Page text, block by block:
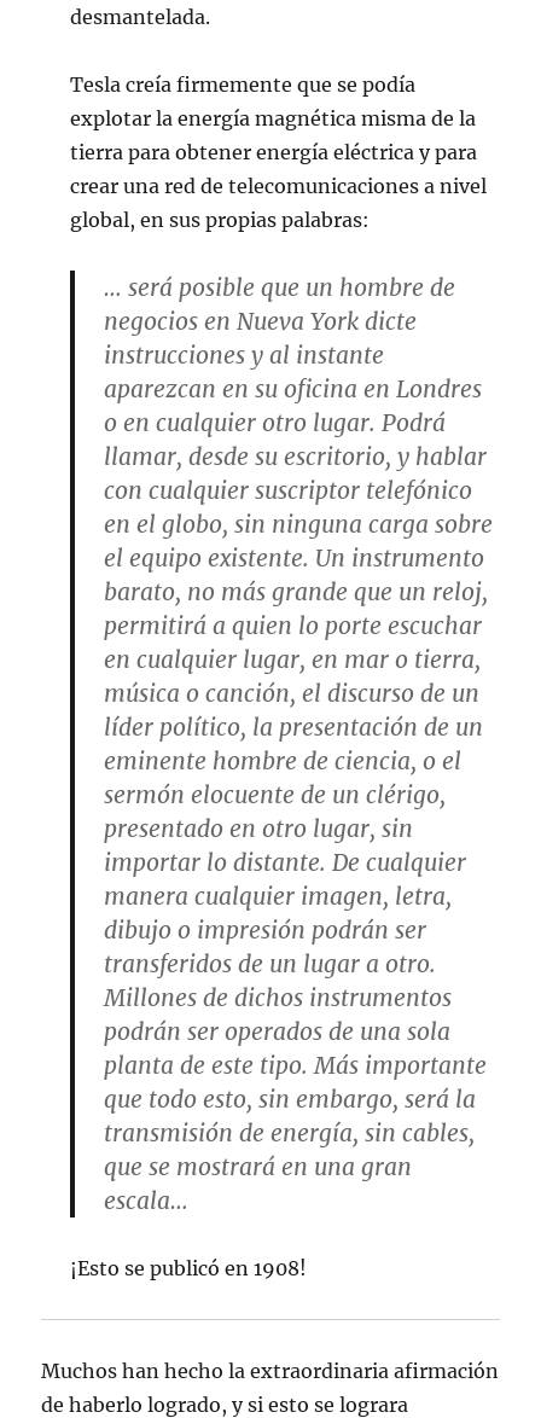
desmantelada.
Tesla creía firmemente que se podía
explotar la energía magnética misma de la
tierra para obtener energía eléctrica y para
crear una red de telecomunicaciones a nivel
global, en sus propias palabras:
… será posible que un hombre de
negocios en Nueva York dicte
instrucciones y al instante
aparezcan en su oficina en Londres
o en cualquier otro lugar. Podrá
llamar, desde su escritorio, y hablar
con cualquier suscriptor telefónico
en el globo, sin ninguna carga sobre
el equipo existente. Un instrumento
barato, no más grande que un reloj,
permitirá a quien lo porte escuchar
en cualquier lugar, en mar o tierra,
música o canción, el discurso de un
líder político, la presentación de un
eminente hombre de ciencia, o el
sermón elocuente de un clérigo,
presentado en otro lugar, sin
importar lo distante. De cualquier
manera cualquier imagen, letra,
dibujo o impresión podrán ser
transferidos de un lugar a otro.
Millones de dichos instrumentos
podrán ser operados de una sola
planta de este tipo. Más importante
que todo esto, sin embargo, será la
transmisión de energía, sin cables,
que se mostrará en una gran
escala…
¡Esto se publicó en 1908!
Muchos han hecho la extraordinaria afirmación
de haberlo logrado, y si esto se lograra